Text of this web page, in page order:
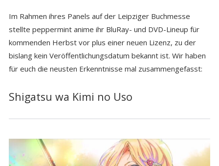
Im Rahmen ihres Panels auf der Leipziger Buchmesse
stellte peppermint anime ihr BluRay- und DVD-Lineup für
kommenden Herbst vor plus einer neuen Lizenz, zu der
bislang kein Veröffentlichungsdatum bekannt ist. Wir haben
für euch die neusten Erkenntnisse mal zusammengefasst:
Shigatsu wa Kimi no Uso